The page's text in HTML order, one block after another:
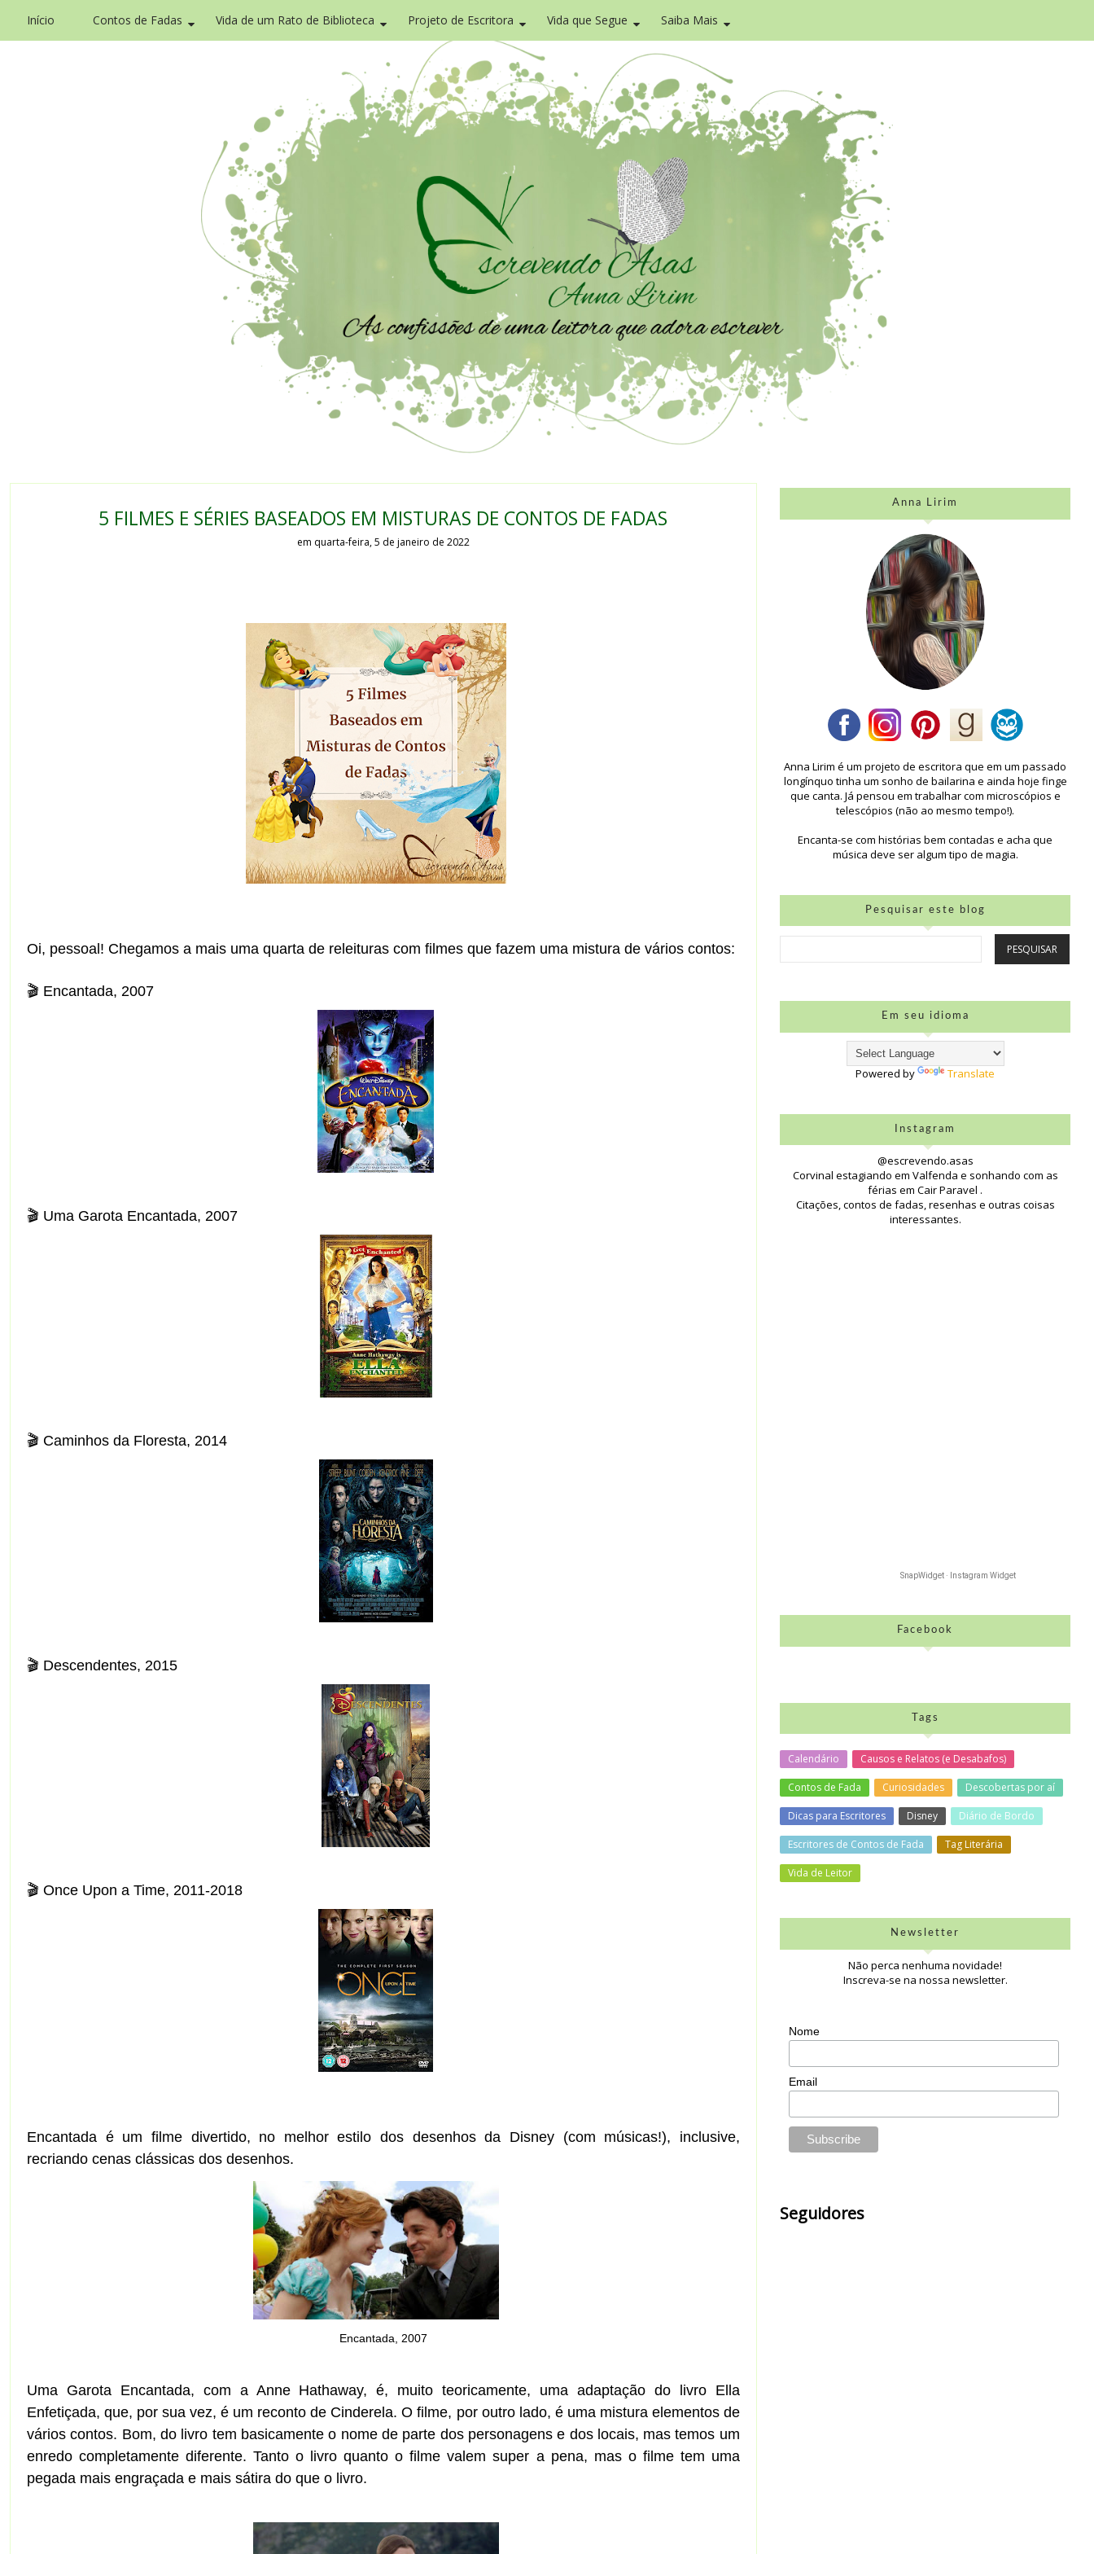
Início Contos de Fadas Vida de um Rato de Biblioteca Projeto de Escritora Vida que Segue Saiba Mais
5 FILMES E SÉRIES BASEADOS EM MISTURAS DE CONTOS DE FADAS
em quarta-feira, 5 de janeiro de 2022
Oi, pessoal! Chegamos a mais uma quarta de releituras com filmes que fazem uma mistura de vários contos:
🎬 Encantada, 2007
🎬 Uma Garota Encantada, 2007
🎬 Caminhos da Floresta, 2014
🎬 Descendentes, 2015
🎬 Once Upon a Time, 2011-2018
Encantada é um filme divertido, no melhor estilo dos desenhos da Disney (com músicas!), inclusive,
recriando cenas clássicas dos desenhos.
Encantada, 2007
Uma Garota Encantada, com a Anne Hathaway, é, muito teoricamente, uma adaptação do livro Ella
Enfetiçada, que, por sua vez, é um reconto de Cinderela. O filme, por outro lado, é uma mistura elementos de
vários contos. Bom, do livro tem basicamente o nome de parte dos personagens e dos locais, mas temos um
enredo completamente diferente. Tanto o livro quanto o filme valem super a pena, mas o filme tem uma
pegada mais engraçada e mais sátira do que o livro.
Anna Lirim
Anna Lirim é um projeto de escritora que em um passado
longínquo tinha um sonho de bailarina e ainda hoje finge
que canta. Já pensou em trabalhar com microscópios e
telescópios (não ao mesmo tempo!).
Encanta-se com histórias bem contadas e acha que
música deve ser algum tipo de magia.
Pesquisar este blog
Em seu idioma
Powered by Translate
Instagram
@escrevendo.asas
Corvinal estagiando em Valfenda e sonhando com as
férias em Cair Paravel .
Citações, contos de fadas, resenhas e outras coisas
interessantes.
SnapWidget · Instagram Widget
Facebook
Tags
Calendário Causos e Relatos (e Desabafos)
Contos de Fada Curiosidades Descobertas por aí
Dicas para Escritores Disney Diário de Bordo
Escritores de Contos de Fada Tag Literária
Vida de Leitor
Newsletter
Não perca nenhuma novidade!
Inscreva-se na nossa newsletter.
Nome
Email
Seguidores